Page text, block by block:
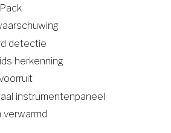
detectie
herkenning
instrumentenpaneel